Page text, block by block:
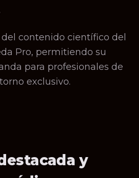
contenido científico del
Pro, permitiendo su
para profesionales de
exclusivo.
y